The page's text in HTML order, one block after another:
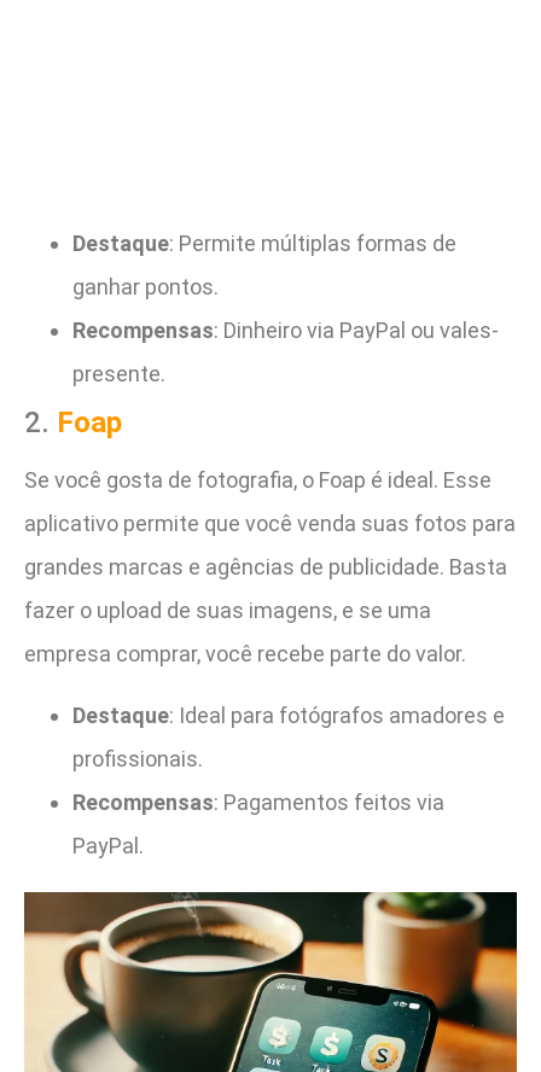
Destaque: Permite múltiplas formas de
ganhar pontos.
Recompensas: Dinheiro via PayPal ou vales-
presente.
2. Foap
Se você gosta de fotografia, o Foap é ideal. Esse
aplicativo permite que você venda suas fotos para
grandes marcas e agências de publicidade. Basta
fazer o upload de suas imagens, e se uma
empresa comprar, você recebe parte do valor.
Destaque: Ideal para fotógrafos amadores e
profissionais.
Recompensas: Pagamentos feitos via
PayPal.